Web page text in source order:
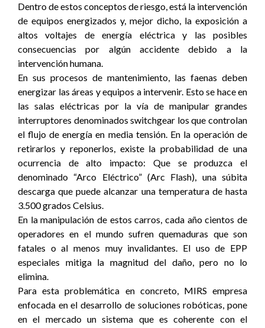
Dentro de estos conceptos de riesgo, está la intervención
de equipos energizados y, mejor dicho, la exposición a
altos voltajes de energía eléctrica y las posibles
consecuencias por algún accidente debido a la
intervención humana.
En sus procesos de mantenimiento, las faenas deben
energizar las áreas y equipos a intervenir. Esto se hace en
las salas eléctricas por la vía de manipular grandes
interruptores denominados switchgear los que controlan
el flujo de energía en media tensión. En la operación de
retirarlos y reponerlos, existe la probabilidad de una
ocurrencia de alto impacto: Que se produzca el
denominado “Arco Eléctrico” (Arc Flash), una súbita
descarga que puede alcanzar una temperatura de hasta
3.500 grados Celsius.
En la manipulación de estos carros, cada año cientos de
operadores en el mundo sufren quemaduras que son
fatales o al menos muy invalidantes. El uso de EPP
especiales mitiga la magnitud del daño, pero no lo
elimina.
Para esta problemática en concreto, MIRS empresa
enfocada en el desarrollo de soluciones robóticas, pone
en el mercado un sistema que es coherente con el